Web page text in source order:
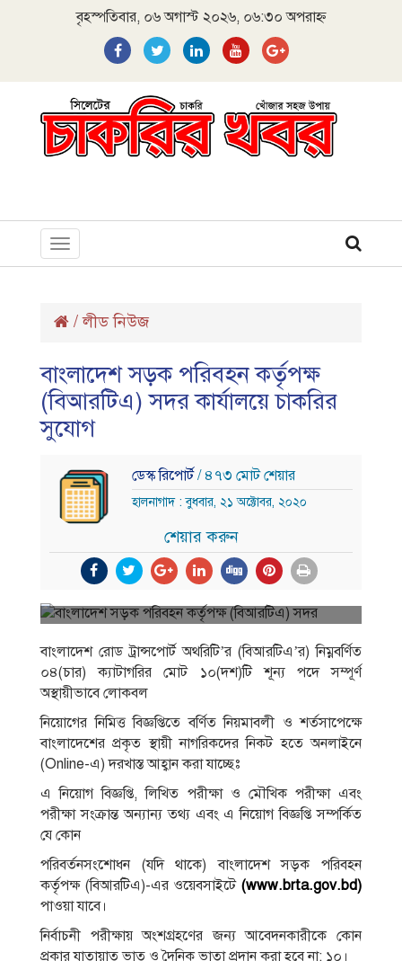
বৃহস্পতিবার, ০৬ অগাস্ট ২০২৬, ০৬:৩০ অপরাহ্ন
Toggle
navigation
/লীড নিউজ
বাংলাদেশ সড়ক পরিবহন কর্তৃপক্ষ
(বিআরটিএ) সদর কার্যালয়ে চাকরির
সুযোগ
ডেস্ক রিপোর্ট/ ৪৭৩ মোট শেয়ার
হালনাগাদ : বুধবার, ২১ অক্টোবর, ২০২০
শেয়ার করুন
বাংলাদেশ রােড ট্রান্সপাের্ট অথরিটি’র (বিআরটিএ’র) নিম্নবর্ণিত
০৪(চার) ক্যাটাগরির মােট ১০(দশ)টি শূন্য পদে সম্পূর্ণ
অস্থায়ীভাবে লােকবল
নিয়ােগের নিমিত্ত বিজ্ঞপ্তিতে বর্ণিত নিয়মাবলী ও শর্তসাপেক্ষে
বাংলাদেশের প্রকৃত স্থায়ী নাগরিকদের নিকট হতে অনলাইনে
(Online-এ) দরখাস্ত আহ্বান করা যাচ্ছেঃ
এ নিয়ােগ বিজ্ঞপ্তি, লিখিত পরীক্ষা ও মৌখিক পরীক্ষা এবং
পরীক্ষা সংক্রান্ত অন্যান্য তথ্য এবং এ নিয়ােগ বিজ্ঞপ্তি সম্পর্কিত
যে কোন
পরিবর্তনসংশােধন (যদি থাকে) বাংলাদেশ সড়ক পরিবহন
কর্তৃপক্ষ (বিআরটিএ)-এর ওয়েবসাইটে (www.brta.gov.bd)
পাওয়া যাবে।
নির্বাচনী পরীক্ষায় অংশগ্রহণের জন্য আবেদনকারীকে কোন
প্রকার যাতায়াত ভাত ও দৈনিক ভাতা প্রদান করা হবে না; ১০।